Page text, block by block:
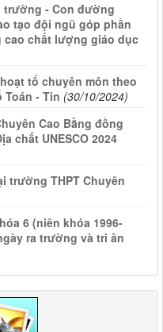
trường - Con đường
tạo đội ngũ góp phần
cao chất lượng giáo dục
tổ chuyên môn theo
- Tin (30/10/2024)
Cao Bằng đồng
chất UNESCO 2024
trường THPT Chuyên
6 (niên khóa 1996-
ra trường và tri ân